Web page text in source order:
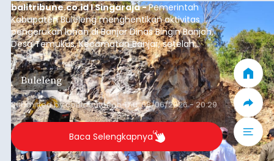
balitribune.co.id I Singaraja -Pemerintah
Kabupaten Buleleng menghentikan aktivitas
pengerukan lahan di Banjar Dinas Bingin Banjah,
Desa Temukus, Kecamatan Banjar, setelah
ditemukan indikasi kegiatan pengambilan
material yang tidak sesuai dengan peruntukan
kawasan.
Buleleng
Submitted bycontributoronThu, 08/06/2026 - 20:29
Baca Selengkapnya